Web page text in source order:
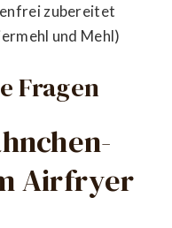
zubereitet
und Mehl)
Fragen
Airfryer